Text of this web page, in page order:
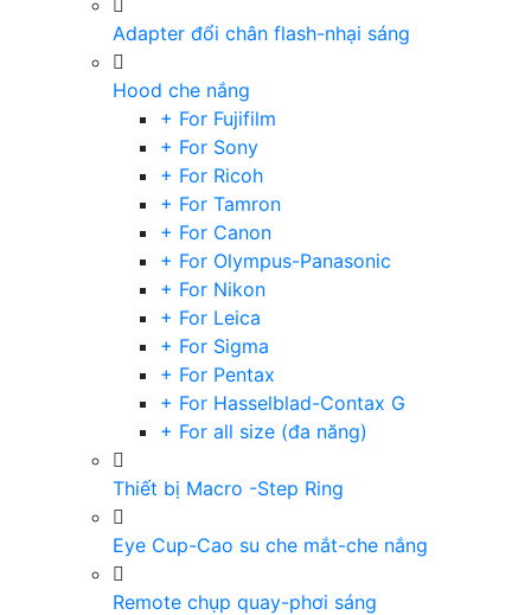
Adapter đổi chân flash-nhại sáng
Hood che nắng
+ For Fujifilm
+ For Sony
+ For Ricoh
+ For Tamron
+ For Canon
+ For Olympus-Panasonic
+ For Nikon
+ For Leica
+ For Sigma
+ For Pentax
+ For Hasselblad-Contax G
+ For all size (đa năng)
Thiết bị Macro -Step Ring
Eye Cup-Cao su che mắt-che nắng
Remote chụp quay-phơi sáng